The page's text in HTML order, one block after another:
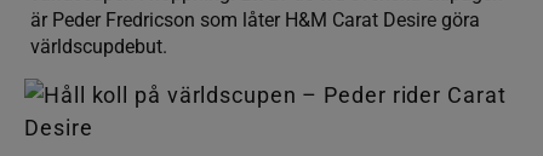
är Peder Fredricson som låter H&M Carat Desire göra
världscupdebut.